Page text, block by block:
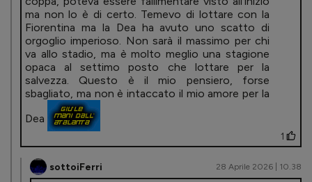
ma non lo è di certo. Temevo di lottare con la
Fiorentina ma la Dea ha avuto uno scatto di
orgoglio imperioso. Non sarà il massimo per chi
va allo stadio, ma è molto meglio una stagione
opaca al settimo posto che lottare per la
salvezza. Questo è il mio pensiero, forse
sbagliato, ma non è intaccato il mio amore per la
Dea
1
sottoiFerri 28 Aprile 2026 | 10.38